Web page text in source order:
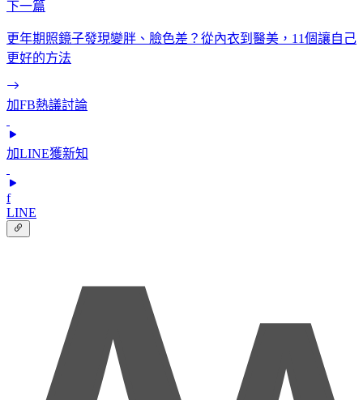
下一篇
更年期照鏡子發現變胖、臉色差？從內衣到醫美，11個讓自己
更好的方法
加FB熱議討論
加LINE獲新知
f
LINE